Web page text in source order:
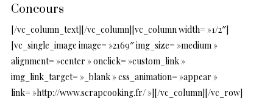
Concours
[/vc_column_text][/vc_column][vc_column width= »1/2″]
[vc_single_image image= »2169″ img_size= »medium »
alignment= »center » onclick= »custom_link »
img_link_target= »_blank » css_animation= »appear »
link= »http://www.scrapcooking.fr/ »][/vc_column][/vc_row]